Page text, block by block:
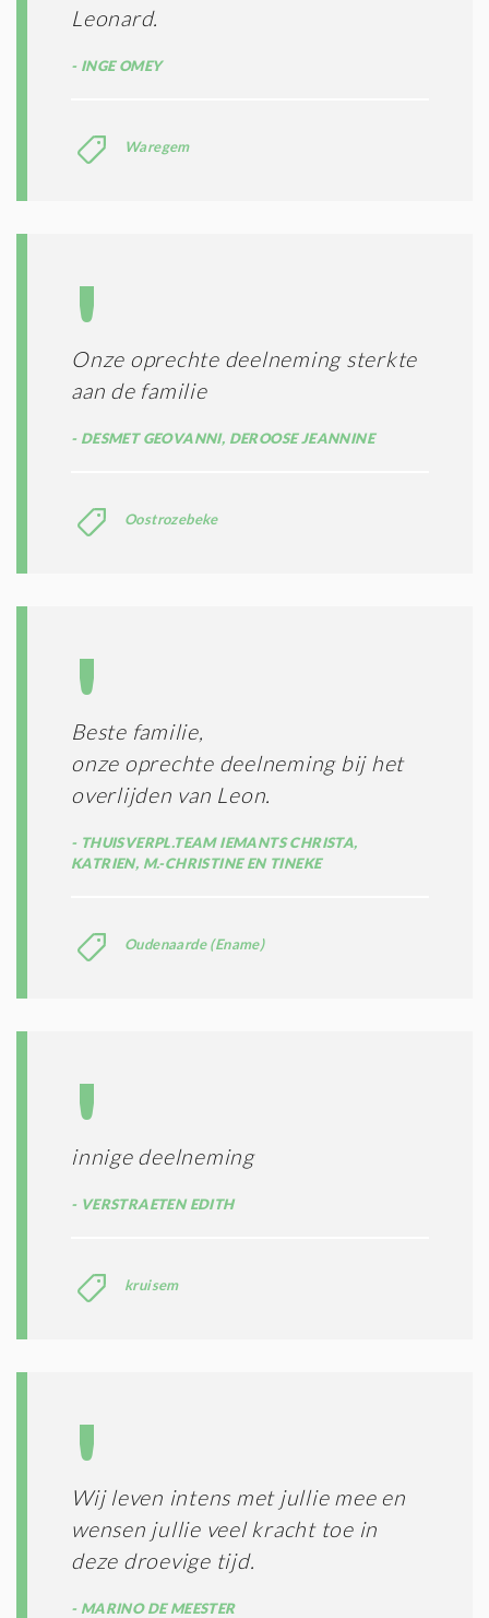
Leonard.
INGE OMEY
Waregem
Onze oprechte deelneming sterkte
aan de familie
DESMET GEOVANNI, DEROOSE JEANNINE
Oostrozebeke
Beste familie,
onze oprechte deelneming bij het
overlijden van Leon.
THUISVERPL.TEAM IEMANTS CHRISTA,
KATRIEN, M.-CHRISTINE EN TINEKE
Oudenaarde (Ename)
innige deelneming
VERSTRAETEN EDITH
kruisem
Wij leven intens met jullie mee en
wensen jullie veel kracht toe in
deze droevige tijd.
MARINO DE MEESTER